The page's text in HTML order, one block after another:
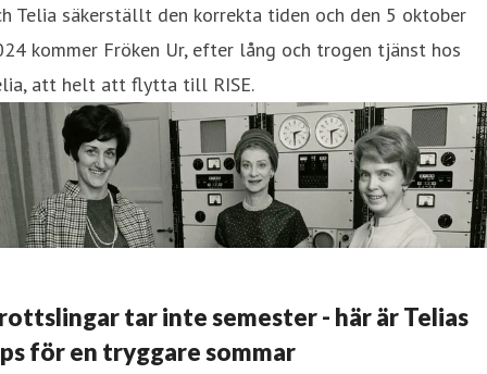
Telia säkerställt den korrekta tiden och den 5 oktober
kommer Fröken Ur, efter lång och trogen tjänst hos
att helt att flytta till RISE.
tar inte semester - här är Telias
för en tryggare sommar